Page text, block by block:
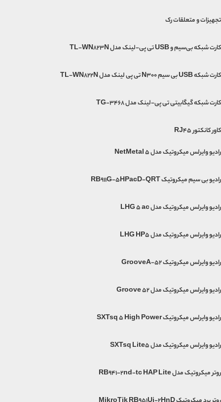
تجهیزات و متعلقات رک
کارت شبکه بی‌سیم و USB تی پی-لینک مدل TL-WN823N
کارت شبکه USB بی‌ سیم N300 تی پی لینک مدل TL-WN822N
کارت شبکه گیگابیتی تی پی-لینک مدل TG-3468
کاور کانکتور RJ45
رادیو وایرلس میکروتیک مدل NetMetal 5
رادیو بی سیم میکروتیک RB911G-5HPacD-QRT
رادیو وایرلس میکروتیک مدل LHG 5 ac
رادیو وایرلس میکروتیک مدل LHG HP5
رادیو وایرلس میکروتیک GrooveA-52
رادیو وایرلس میکروتیک مدل Groove 52
رادیو وایرلس میکروتیک SXTsq 5 High Power
رادیو وایرلس میکروتیک مدل SXTsq Lite5
روتر میکروتیک مدل RB941-2nd-tc HAP Lite